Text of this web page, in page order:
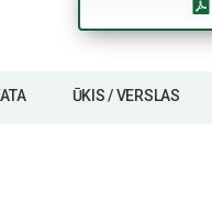
ŪKIS / VERSLAS